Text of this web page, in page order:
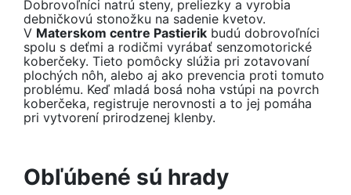
Dobrovoľníci natrú steny, preliezky a vyrobia
debničkovú stonožku na sadenie kvetov.
V Materskom centre Pastierik budú dobrovoľníci
spolu s deťmi a rodičmi vyrábať senzomotorické
koberčeky. Tieto pomôcky slúžia pri zotavovaní
plochých nôh, alebo aj ako prevencia proti tomuto
problému. Keď mladá bosá noha vstúpi na povrch
koberčeka, registruje nerovnosti a to jej pomáha
pri vytvorení prirodzenej klenby.
Obľúbené sú hrady